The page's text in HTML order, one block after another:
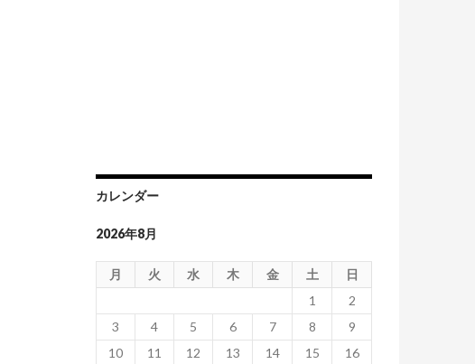
カレンダー
2026年8月
月 火 水 木 金 土
日
1
2
3
4 5 6 7 8
9
10
11 12 13 14 15
16